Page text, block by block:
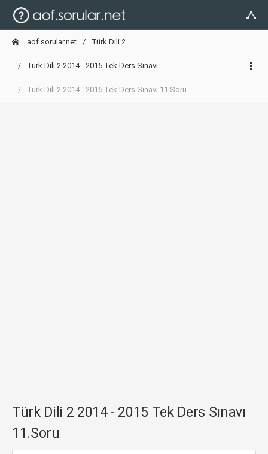
aof.sorular.net Türk Dili 2
Türk Dili 2 2014 - 2015 Tek Ders Sınavı
Türk Dili 2 2014 - 2015 Tek Ders Sınavı 11.Soru
Türk Dili 2 2014 - 2015 Tek Ders Sınavı
11.Soru